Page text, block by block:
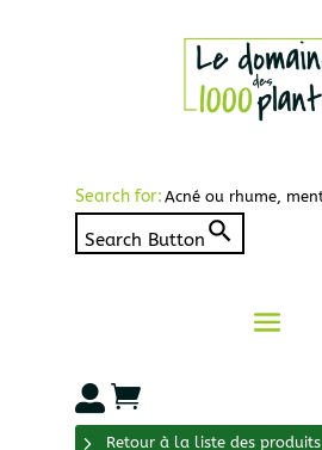
Search for:
Search Button
 
Retour à la liste des produits